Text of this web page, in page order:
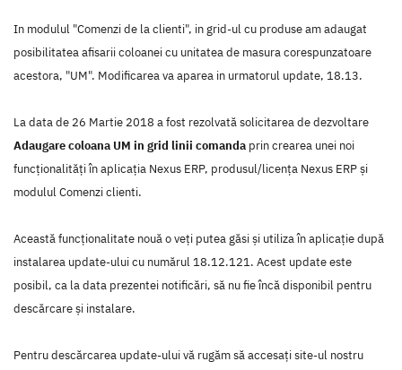
In modulul "Comenzi de la clienti", in grid-ul cu produse am adaugat
posibilitatea afisarii coloanei cu unitatea de masura corespunzatoare
acestora, "UM". Modificarea va aparea in urmatorul update, 18.13.
La data de 26 Martie 2018 a fost rezolvată solicitarea de dezvoltare
Adaugare coloana UM in grid linii comanda prin crearea unei noi
funcţionalităţi în aplicaţia Nexus ERP, produsul/licenţa Nexus ERP şi
modulul Comenzi clienti.
Această funcţionalitate nouă o veţi putea găsi şi utiliza în aplicaţie după
instalarea update-ului cu numărul 18.12.121. Acest update este
posibil, ca la data prezentei notificări, să nu fie încă disponibil pentru
descărcare şi instalare.
Pentru descărcarea update-ului vă rugăm să accesaţi site-ul nostru